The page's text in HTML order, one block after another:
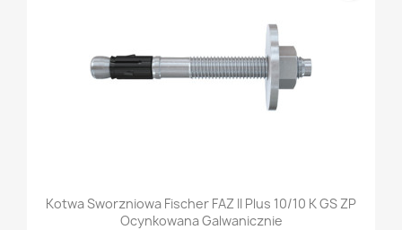
Kotwa Sworzniowa Fischer FAZ II Plus 10/10 K GS ZP
Ocynkowana Galwanicznie